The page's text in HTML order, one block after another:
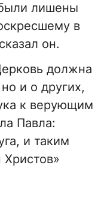
лишены
в
он.
должна
и о других,
к верующим
Павла:
и таким
Христов»